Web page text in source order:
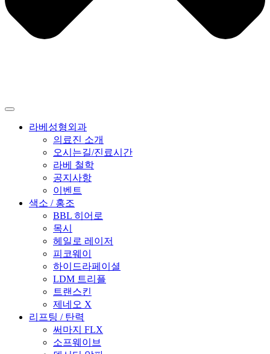
라베성형외과
의료진 소개
오시는길/진료시간
라베 철학
공지사항
이벤트
색소 / 홍조
BBL 히어로
목시
헤일로 레이저
피코웨이
하이드라페이셜
LDM 트리플
트랜스킨
제네오 X
리프팅 / 탄력
써마지 FLX
소프웨이브